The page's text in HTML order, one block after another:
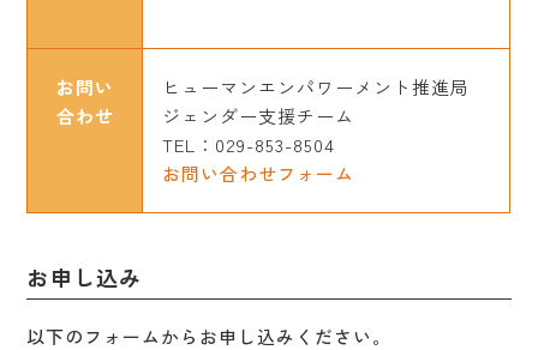
お問い
合わせ
ヒューマンエンパワーメント推進局
ジェンダー支援チーム
TEL：029-853-8504
お問い合わせフォーム
お申し込み
以下のフォームからお申し込みください。